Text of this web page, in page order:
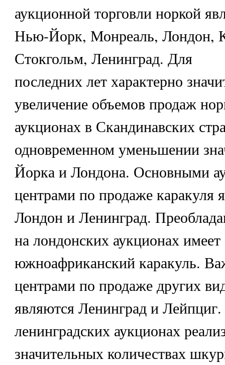
аукционной торговли норкой
Нью-Йорк, Монреаль, Лондон,
Стокгольм, Ленинград. Для
последних лет характерно
увеличение объемов продаж
аукционах в Скандинавских
одновременном уменьшении
Йорка и Лондона. Основными
центрами по продаже каракуля
Лондон и Ленинград.
на лондонских аукционах имеет
южноафриканский каракуль.
центрами по продаже других
являются Ленинград и
ленинградских аукционах
значительных количествах